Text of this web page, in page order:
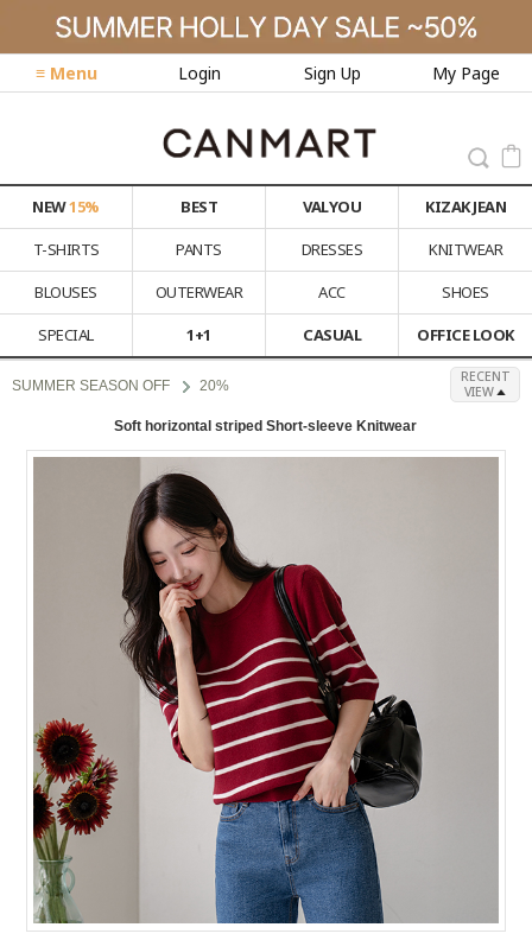
≡ Menu Login Sign Up My Page
NEW15% BEST VALYOU
KIZAK JEAN
T-SHIRTS
PANTS DRESSES
KNITWEAR
BLOUSES
OUTERWEAR ACC
SHOES
SPECIAL
1+1 CASUAL OFFICE LOOK
SUMMER SEASON OFF 20%
RECENT
VIEW
Soft horizontal striped Short-sleeve Knitwear